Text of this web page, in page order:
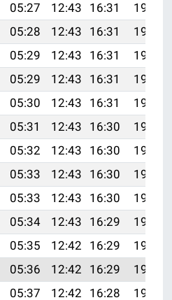
05:27 12:43 16:31
19:49
05:28 12:43 16:31
19:48
05:29 12:43 16:31
19:48
05:29 12:43 16:31
19:47
05:30 12:43 16:31
19:46
05:31 12:43 16:30
19:45
05:32 12:43 16:30
19:44
05:33 12:43 16:30
19:43
05:33 12:43 16:30
19:42
05:34 12:43 16:29
19:41
05:35 12:42 16:29
19:40
05:36 12:42 16:29
19:39
05:37 12:42 16:28
19:38